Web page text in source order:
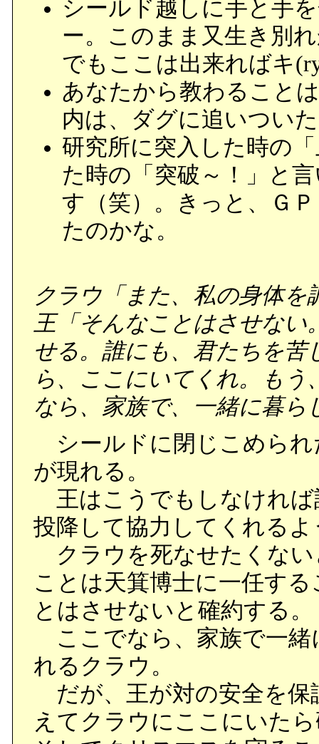
シールド越しに手と手
ー。このまま又生き別
でもここは出来ればキ
あなたから教わること
内は、ダグに追いつい
研究所に突入した時の
た時の「突破～！」と
す（笑）。きっと、Ｇ
たのかな。
クラウ「また、私の身体を
王「そんなことはさせない
せる。誰にも、君たちを
ら、ここにいてくれ。も
なら、家族で、一緒に暮ら
シールドに閉じこめられ
が現れる。
王はこうでもしなければ
投降して協力してくれる
クラウを死なせたくない
ことは天箕博士に一任す
とはさせないと確約する。
ここでなら、家族で一緒
れるクラウ。
だが、王が対の安全を保
えてクラウにここにいた